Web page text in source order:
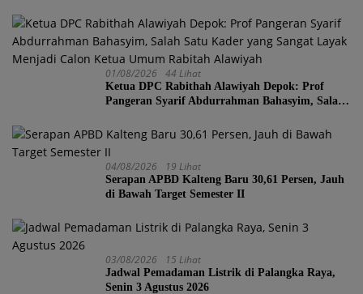
01/08/2026 44 Lihat
Ketua DPC Rabithah Alawiyah Depok: Prof
Pangeran Syarif Abdurrahman Bahasyim, Salah
Ketua Umum Rabitah Alawiyah
04/08/2026 19 Lihat
Serapan APBD Kalteng Baru 30,61 Persen, Jauh
di Bawah Target Semester II
03/08/2026 15 Lihat
Jadwal Pemadaman Listrik di Palangka Raya,
Senin 3 Agustus 2026